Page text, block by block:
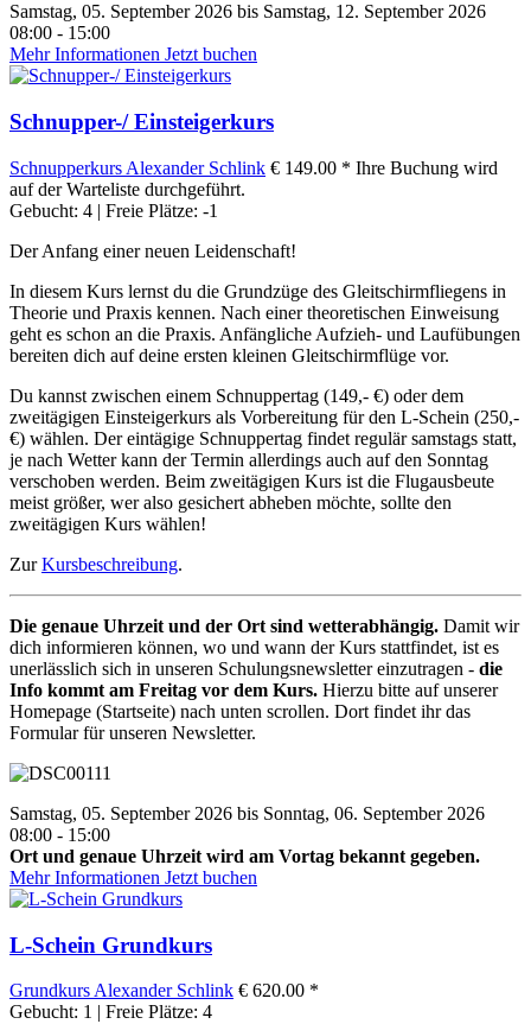
Samstag, 05. September 2026 bis Samstag, 12. September 2026
08:00 - 15:00
Mehr Informationen Jetzt buchen
Schnupper-/ Einsteigerkurs
Schnupperkurs Alexander Schlink € 149.00 * Ihre Buchung wird
auf der Warteliste durchgeführt.
Gebucht: 4 | Freie Plätze: -1
Der Anfang einer neuen Leidenschaft!
In diesem Kurs lernst du die Grundzüge des Gleitschirmfliegens in
Theorie und Praxis kennen. Nach einer theoretischen Einweisung
geht es schon an die Praxis. Anfängliche Aufzieh- und Laufübungen
bereiten dich auf deine ersten kleinen Gleitschirmflüge vor.
Du kannst zwischen einem Schnuppertag (149,- €) oder dem
zweitägigen Einsteigerkurs als Vorbereitung für den L-Schein (250,-
€) wählen. Der eintägige Schnuppertag findet regulär samstags statt,
je nach Wetter kann der Termin allerdings auch auf den Sonntag
verschoben werden. Beim zweitägigen Kurs ist die Flugausbeute
meist größer, wer also gesichert abheben möchte, sollte den
zweitägigen Kurs wählen!
ZurKursbeschreibung.
Die genaue Uhrzeit und der Ort sind wetterabhängig. Damit wir
dich informieren können, wo und wann der Kurs stattfindet, ist es
unerlässlich sich in unseren Schulungsnewsletter einzutragen - die
Info kommt am Freitag vor dem Kurs. Hierzu bitte auf unserer
Homepage (Startseite) nach unten scrollen. Dort findet ihr das
Formular für unseren Newsletter.
Samstag, 05. September 2026 bis Sonntag, 06. September 2026
08:00 - 15:00
Ort und genaue Uhrzeit wird am Vortag bekannt gegeben.
Mehr Informationen Jetzt buchen
L-Schein Grundkurs
Grundkurs Alexander Schlink € 620.00 *
Gebucht: 1 | Freie Plätze: 4